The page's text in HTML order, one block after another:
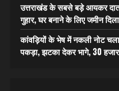
उत्तराखंड के सबसे बड़े आयकर
गुहार, घर बनाने के लिए जमीन
कांवड़ियों के भेष में नकली नोट
पकड़ा, झटका देकर भागे, 30